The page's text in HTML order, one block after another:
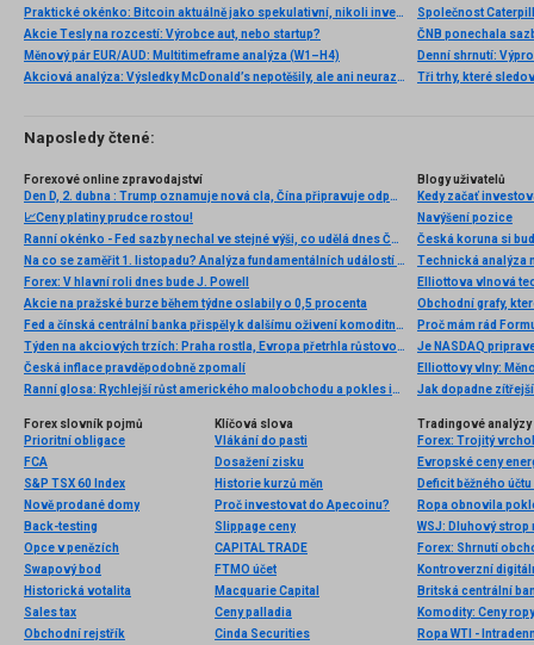
Praktické okénko: Bitcoin aktuálně jako spekulativní, nikoli investiční aktivum
Akcie Tesly na rozcestí: Výrobce aut, nebo startup?
Měnový pár EUR/AUD: Multitimeframe analýza (W1–H4)
Akciová analýza: Výsledky McDonald’s nepotěšily, ale ani neurazily. Jakou vizi společnost prezentovala?
Denní shrnutí:
Tři trhy, které
Naposledy čtené:
Forexové online zpravodajství
Den D, 2. dubna : Trump oznamuje nová cla, Čína připravuje odpověď
📈Ceny platiny prudce rostou!
Ranní okénko - Fed sazby nechal ve stejné výši, co udělá dnes ČNB?
Na co se zaměřit 1. listopadu? Analýza fundamentálních událostí pro začátečníky
Forex: V hlavní roli dnes bude J. Powell
Akcie na pražské burze během týdne oslabily o 0,5 procenta
Fed a čínská centrální banka přispěly k dalšímu oživení komoditního trhu
Týden na akciových trzích: Praha rostla, Evropa přetrhla růstovou řadu, Amerika opět na rekordech
Česká inflace pravděpodobně zpomalí
Ranní glosa: Rychlejší růst amerického maloobchodu a pokles inflačních očekávání...
Blogy uživatelů
Kedy začať
Navýšení pozice
Česká koruna si
Technická analýza
Obchodní grafy,
Proč mám rád
Je NASDAQ
Elliottovy vlny:
Jak dopadne
Forex slovník pojmů
Prioritní obligace
FCA
S&P TSX 60 Index
Nově prodané domy
Back-testing
Opce v penězích
Swapový bod
Historická votalita
Sales tax
Obchodní rejstřík
Klíčová slova
Vlákání do pasti
Dosažení zisku
Historie kurzů měn
Proč investovat do Apecoinu?
Slippage ceny
CAPITAL TRADE
FTMO účet
Macquarie Capital
Ceny palladia
Cinda Securities
Tradingové analýzy
Forex: Trojitý
Deficit běžného
Ropa obnovila
WSJ: Dluhový strop
Forex: Shrnutí
Britská centrální
Ropa WTI -